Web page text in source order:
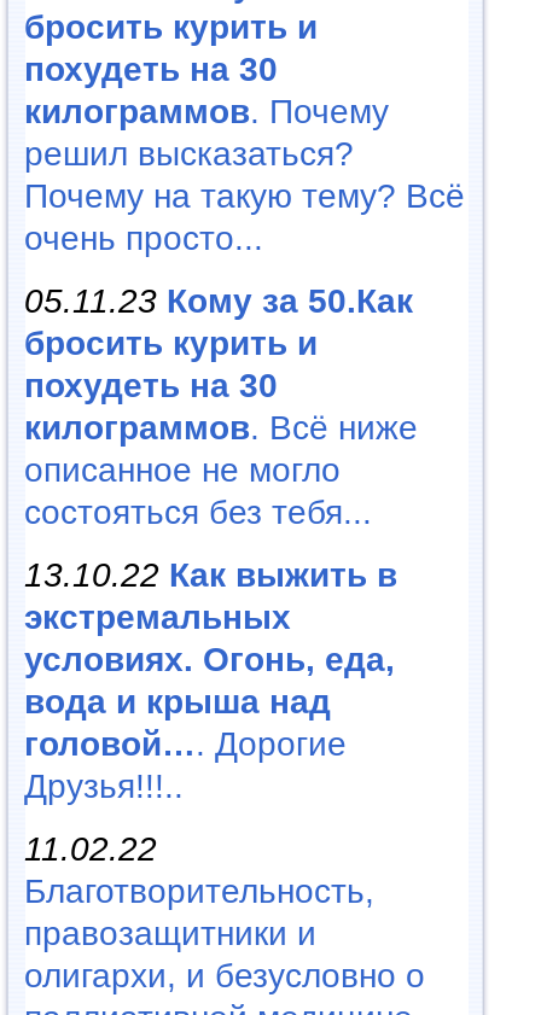
бросить курить и
похудеть на 30
килограммов. Почему
решил высказаться?
Почему на такую тему? Всё
очень просто...
05.11.23 Кому за 50.Как
бросить курить и
похудеть на 30
килограммов. Всё ниже
описанное не могло
состояться без тебя...
13.10.22 Как выжить в
экстремальных
условиях. Огонь, еда,
вода и крыша над
головой…. Дорогие
Друзья!!!..
11.02.22
Благотворительность,
правозащитники и
олигархи, и безусловно о